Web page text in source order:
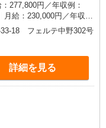
277,800円／年収例：
月給：230,000円／年収
修】月給：220,300円／年
、（東京都）居住支援
分）等、毎月平均的に支
祉士のみ、特別職務手
深夜勤手当別途支給：
（超過1分〜） ◎居住支
での方は更に1万円支給
本給2.08ヶ月分/年
18 フェルテ中野302号
詳細を見る